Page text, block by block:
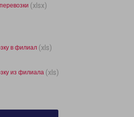
(xlsx)
в филиал (xls)
из филиала (xls)